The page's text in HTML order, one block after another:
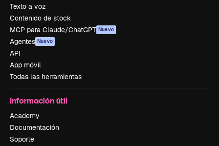
Texto a voz
Contenido de stock
MCP para Claude/ChatGPT Nuevo
Agentes Nuevo
API
App móvil
Todas las herramientas
Información útil
Academy
Documentación
Soporte